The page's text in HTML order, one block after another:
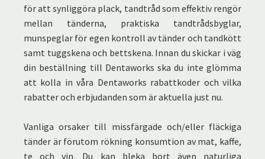
för att synliggöra plack, tandtråd som effektiv rengör
mellan tänderna, praktiska tandtrådsbyglar,
munspeglar för egen kontroll av tänder och tandkött
samt tuggskena och bettskena. Innan du skickar i väg
din beställning till Dentaworks ska du inte glömma
att kolla in våra Dentaworks rabattkoder och vilka
rabatter och erbjudanden som är aktuella just nu.
Vanliga orsaker till missfärgade och/eller fläckiga
tänder är förutom rökning konsumtion av mat, kaffe,
te och vin. Du kan bleka bort även naturliga